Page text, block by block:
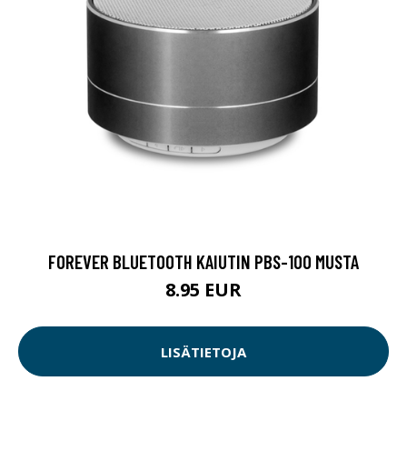
FOREVER BLUETOOTH KAIUTIN PBS-100 MUSTA
8.95 EUR
LISÄTIETOJA